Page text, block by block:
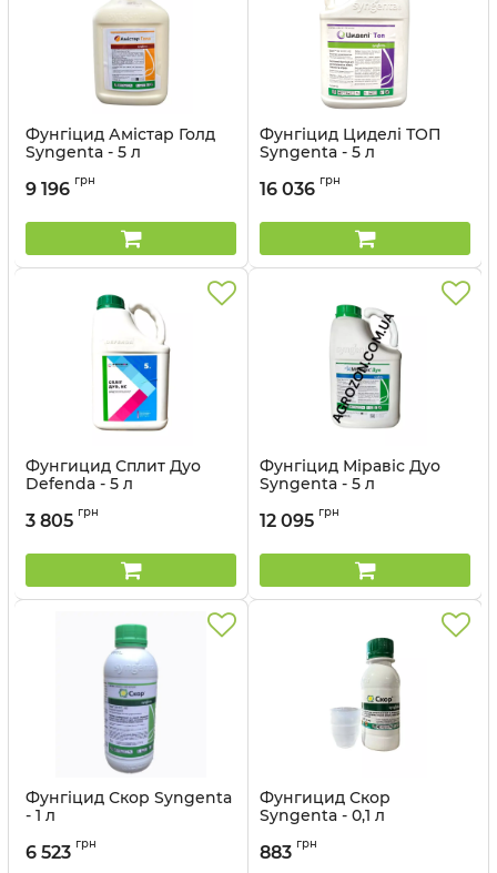
Фунгіцид Амістар Голд
Syngenta - 5 л
9 196 грн
Фунгіцид Циделі ТОП
Syngenta - 5 л
16 036 грн
Фунгицид Сплит Дуо
Defenda - 5 л
3 805 грн
Фунгіцид Міравіс Дуо
Syngenta - 5 л
12 095 грн
Фунгіцид Скор Syngenta
- 1 л
6 523 грн
Фунгицид Скор
Syngenta - 0,1 л
883 грн